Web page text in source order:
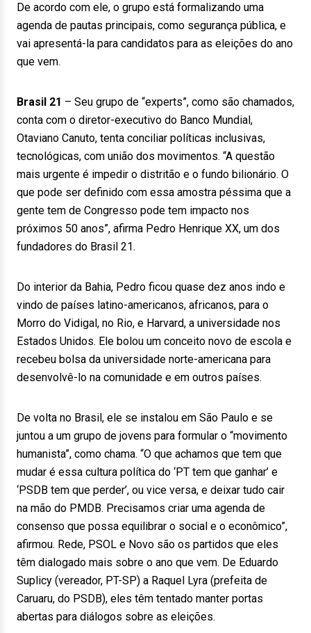
De acordo com ele, o grupo está formalizando uma
agenda de pautas principais, como segurança pública, e
vai apresentá-la para candidatos para as eleições do ano
que vem.
Brasil 21 – Seu grupo de “experts”, como são chamados,
conta com o diretor-executivo do Banco Mundial,
Otaviano Canuto, tenta conciliar políticas inclusivas,
tecnológicas, com união dos movimentos. “A questão
mais urgente é impedir o distritão e o fundo bilionário. O
que pode ser definido com essa amostra péssima que a
gente tem de Congresso pode tem impacto nos
próximos 50 anos”, afirma Pedro Henrique XX, um dos
fundadores do Brasil 21.
Do interior da Bahia, Pedro ficou quase dez anos indo e
vindo de países latino-americanos, africanos, para o
Morro do Vidigal, no Rio, e Harvard, a universidade nos
Estados Unidos. Ele bolou um conceito novo de escola e
recebeu bolsa da universidade norte-americana para
desenvolvê-lo na comunidade e em outros países.
De volta no Brasil, ele se instalou em São Paulo e se
juntou a um grupo de jovens para formular o “movimento
humanista”, como chama. “O que achamos que tem que
mudar é essa cultura política do ‘PT tem que ganhar’ e
‘PSDB tem que perder’, ou vice versa, e deixar tudo cair
na mão do PMDB. Precisamos criar uma agenda de
consenso que possa equilibrar o social e o econômico”,
afirmou. Rede, PSOL e Novo são os partidos que eles
têm dialogado mais sobre o ano que vem. De Eduardo
Suplicy (vereador, PT-SP) a Raquel Lyra (prefeita de
Caruaru, do PSDB), eles têm tentado manter portas
abertas para diálogos sobre as eleições.